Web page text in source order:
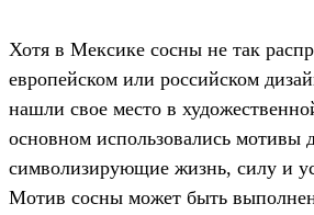
Хотя в Мексике сосны не так
европейском или российском
нашли свое место в
основном использовались мотивы
символизирующие жизнь, силу и
Мотив сосны может быть